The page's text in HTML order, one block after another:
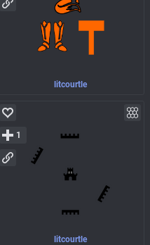
litcourtle
litcourtle
1